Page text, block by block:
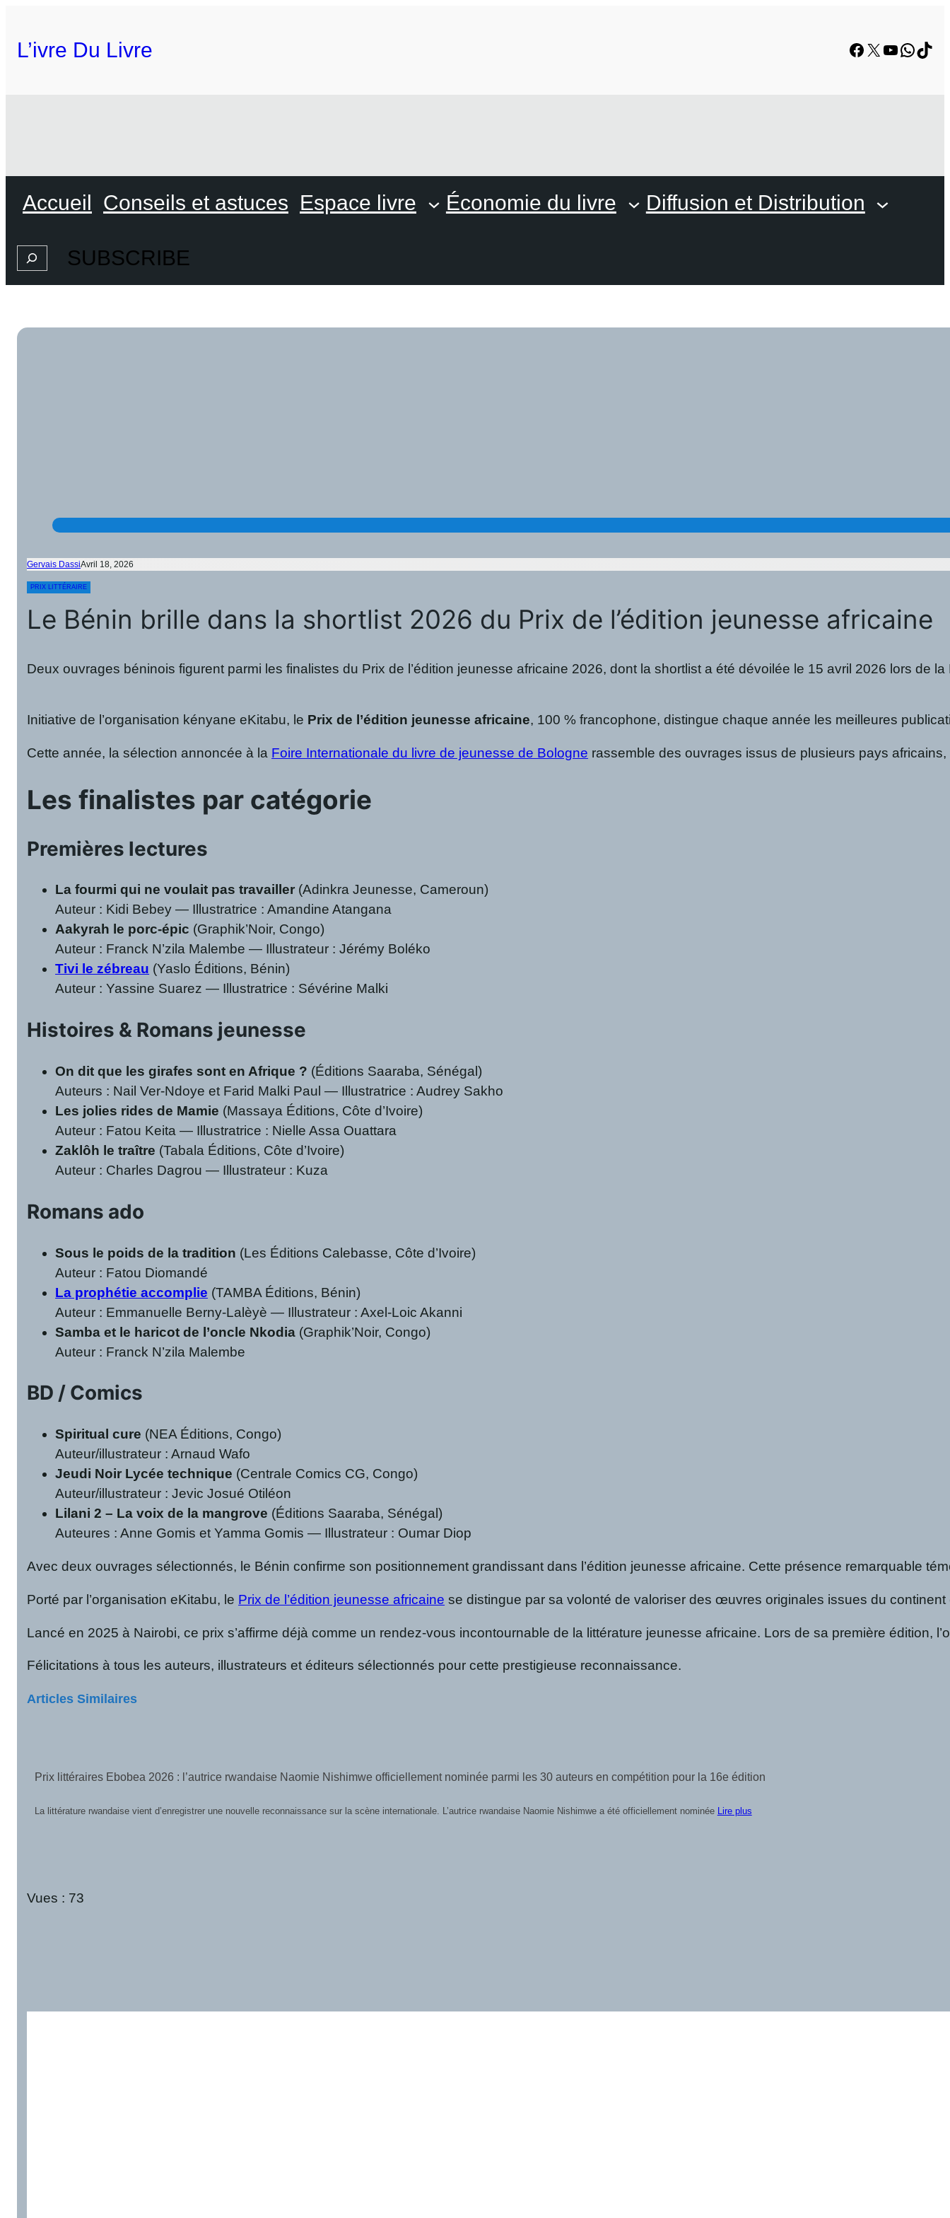
L’ivre Du Livre Facebook
X YouTube
Accueil Conseils et astuces Espace livre Économie du livre Diffusion et Distribution
SearchSUBSCRIBE
Gervais DassiAvril 18, 2026
PRIX LITTÉRAIRE
Le Bénin brille dans la shortlist 2026 du Prix de l’édition jeunesse africaine
Deux ouvrages béninois figurent parmi les finalistes du Prix de l’édition jeunesse africaine 2026, dont la shortlist a été dévoilée le 15 avril 2026 lors de
Initiative de l’organisation kényane eKitabu, le Prix de l’édition jeunesse africaine, 100 % francophone, distingue chaque année les meilleures
Cette année, la sélection annoncée à la Foire Internationale du livre de jeunesse de Bologne rassemble des ouvrages issus de plusieurs pays
Les finalistes par catégorie
Premières lectures
La fourmi qui ne voulait pas travailler (Adinkra Jeunesse, Cameroun)
Auteur : Kidi Bebey — Illustratrice : Amandine Atangana
Aakyrah le porc-épic (Graphik’Noir, Congo)
Auteur : Franck N’zila Malembe — Illustrateur : Jérémy Boléko
Tivi le zébreau (Yaslo Éditions, Bénin)
Auteur : Yassine Suarez — Illustratrice : Sévérine Malki
Histoires & Romans jeunesse
On dit que les girafes sont en Afrique ? (Éditions Saaraba, Sénégal)
Auteurs : Nail Ver-Ndoye et Farid Malki Paul — Illustratrice : Audrey Sakho
Les jolies rides de Mamie (Massaya Éditions, Côte d’Ivoire)
Auteur : Fatou Keita — Illustratrice : Nielle Assa Ouattara
Zaklôh le traître (Tabala Éditions, Côte d’Ivoire)
Auteur : Charles Dagrou — Illustrateur : Kuza
Romans ado
Sous le poids de la tradition (Les Éditions Calebasse, Côte d’Ivoire)
Auteur : Fatou Diomandé
La prophétie accomplie (TAMBA Éditions, Bénin)
Auteur : Emmanuelle Berny-Lalèyè — Illustrateur : Axel-Loic Akanni
Samba et le haricot de l’oncle Nkodia (Graphik’Noir, Congo)
Auteur : Franck N’zila Malembe
BD / Comics
Spiritual cure (NEA Éditions, Congo)
Auteur/illustrateur : Arnaud Wafo
Jeudi Noir Lycée technique (Centrale Comics CG, Congo)
Auteur/illustrateur : Jevic Josué Otiléon
Lilani 2 – La voix de la mangrove (Éditions Saaraba, Sénégal)
Auteures : Anne Gomis et Yamma Gomis — Illustrateur : Oumar Diop
Avec deux ouvrages sélectionnés, le Bénin confirme son positionnement grandissant dans l’édition jeunesse africaine. Cette présence remarquable
Porté par l’organisation eKitabu, le Prix de l’édition jeunesse africaine se distingue par sa volonté de valoriser des œuvres originales issues du
Lancé en 2025 à Nairobi, ce prix s’affirme déjà comme un rendez-vous incontournable de la littérature jeunesse africaine. Lors de sa première
Félicitations à tous les auteurs, illustrateurs et éditeurs sélectionnés pour cette prestigieuse reconnaissance.
Articles Similaires
Prix MILA Découverte Assita Sidibé 2026 : cinq finalistes en lice pour la grande finale à Abidjan
Le Meeting International du Livre et des Arts associés (MILA) a dévoilé la liste officielle des finalistes du Prix MILALire plus
Vues : 73